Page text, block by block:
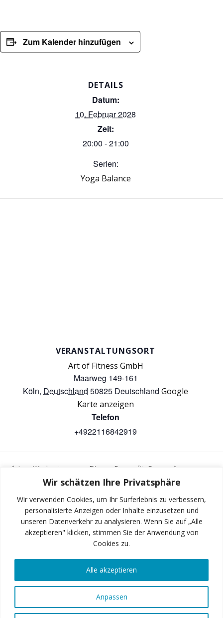
Wir schätzen Ihre Privatsphäre
Wir verwenden Cookies, um Ihr Surferlebnis zu verbessern,
personalisierte Anzeigen oder Inhalte einzusetzen und
unseren Datenverkehr zu analysieren. Wenn Sie auf „Alle
akzeptieren" klicken, stimmen Sie der Anwendung von
Cookies zu.
Anpassen
Alle akzeptieren
Zum Kalender hinzufügen
DETAILS
Datum:
10. Februar 2028
Zeit:
20:00 - 21:00
Serien:
Yoga Balance
VERANSTALTUNGSORT
Art of Fitness GmbH
Maarweg 149-161
Köln, Deutschland 50825 Deutschland Google
Karte anzeigen
Telefon
+4922116842919
Iron Workout Fitness Boxen für Frauen
INSTAGRAM
FACEBOOK